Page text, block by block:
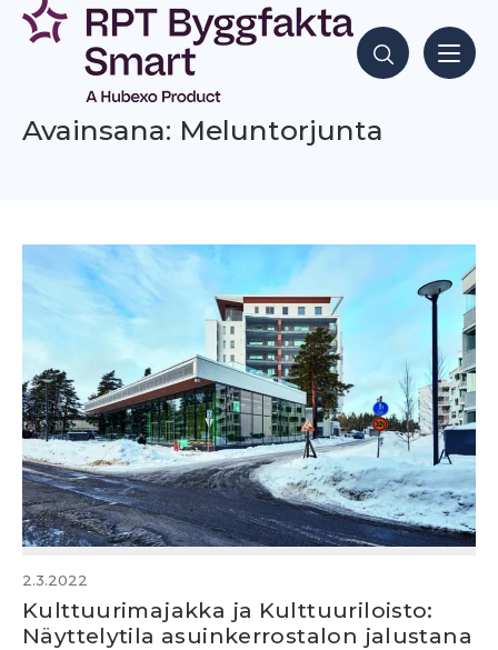
Siirry
sisältöön
Hae sisältöjä
Avainsana: Meluntorjunta
2.3.2022
Kulttuurimajakka ja Kulttuuriloisto:
Näyttelytila asuinkerrostalon jalustana